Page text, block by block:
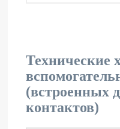
Технические
(встроенных
контактов)